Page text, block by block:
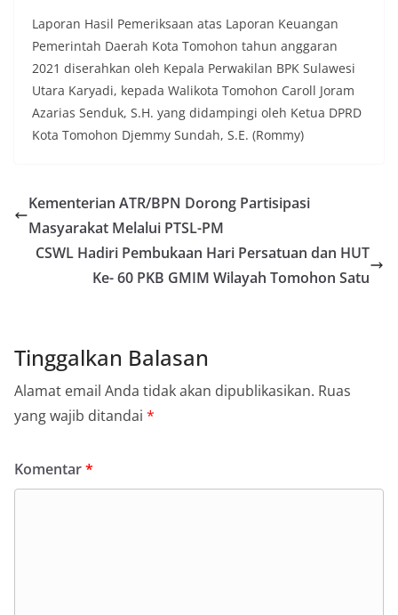
Laporan Hasil Pemeriksaan atas Laporan Keuangan
Pemerintah Daerah Kota Tomohon tahun anggaran
2021 diserahkan oleh Kepala Perwakilan BPK Sulawesi
Utara Karyadi, kepada Walikota Tomohon Caroll Joram
Azarias Senduk, S.H. yang didampingi oleh Ketua DPRD
Kota Tomohon Djemmy Sundah, S.E. (Rommy)
Kementerian ATR/BPN Dorong Partisipasi
Masyarakat Melalui PTSL-PM
CSWL Hadiri Pembukaan Hari Persatuan dan HUT
Ke- 60 PKB GMIM Wilayah Tomohon Satu
Tinggalkan Balasan
Alamat email Anda tidak akan dipublikasikan. Ruas
yang wajib ditandai *
Komentar*